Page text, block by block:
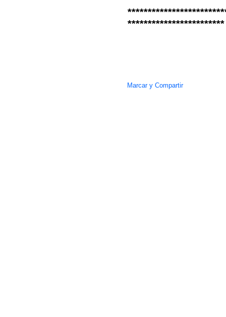
************************